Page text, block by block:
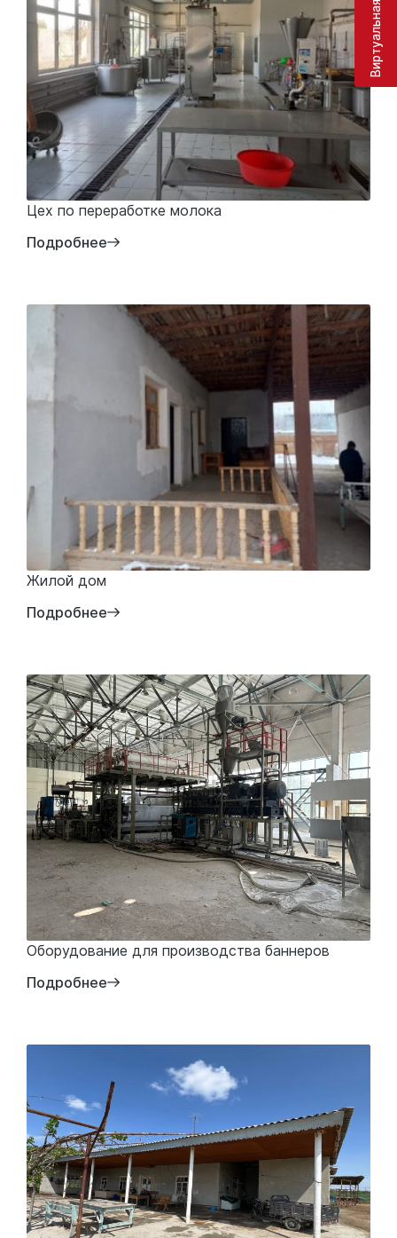
Цех по переработке молока
Подробнее
Жилой дом
Подробнее
Оборудование для производства баннеров
Подробнее